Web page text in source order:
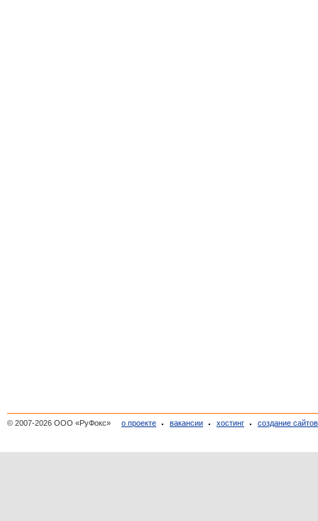
© 2007-2026 ООО «РуФокс» о проекте вакансии хостинг создание сайтов